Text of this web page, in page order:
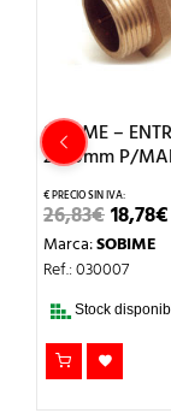
SOBIME –
2x60mm P/
26,83€EL
PRECIO
ERA:
18,78€
Marca:SOBIME
Ref.: 030007
Stock